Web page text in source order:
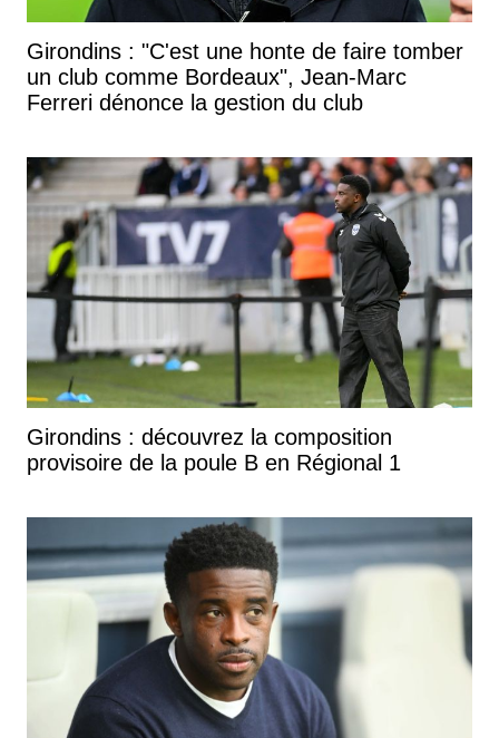
Girondins : "C'est une honte de faire tomber
un club comme Bordeaux", Jean-Marc
Ferreri dénonce la gestion du club
Girondins : découvrez la composition
provisoire de la poule B en Régional 1